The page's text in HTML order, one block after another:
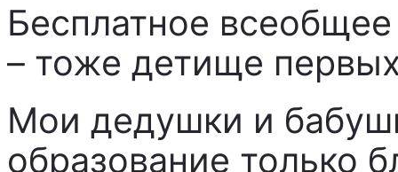
Бесплатное
– тоже детище
Мои дедушки и
образование только